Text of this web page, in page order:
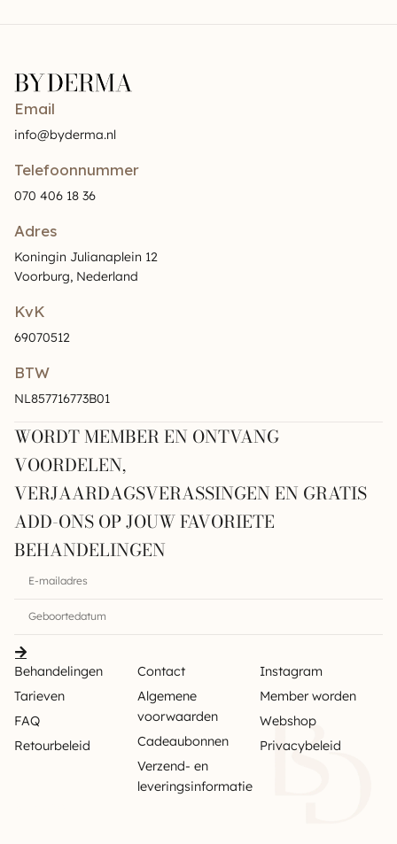
Email
info@byderma.nl
Telefoonnummer
070 406 18 36
Adres
Koningin Julianaplein 12
Voorburg, Nederland
KvK
69070512
BTW
NL857716773B01
WORDT MEMBER EN ONTVANG
VOORDELEN,
VERJAARDAGSVERASSINGEN EN GRATIS
ADD-ONS OP JOUW FAVORIETE
BEHANDELINGEN
Behandelingen
Tarieven
FAQ
Retourbeleid
Contact
Algemene
voorwaarden
Cadeaubonnen
Verzend- en
leveringsinformatie
Instagram
Member worden
Webshop
Privacybeleid